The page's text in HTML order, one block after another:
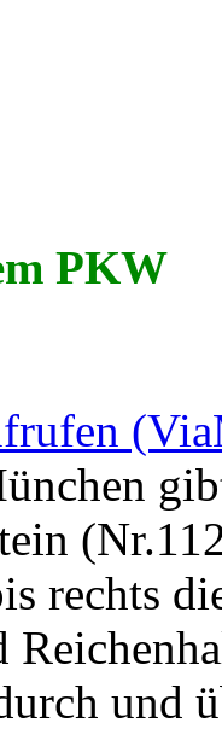
PKW
rechts
und